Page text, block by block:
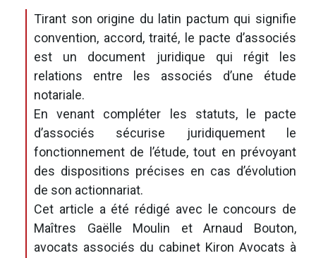
Tirant son origine du latin pactum qui signifie
convention, accord, traité, le pacte d’associés
est un document juridique qui régit les
relations entre les associés d’une étude
notariale.
En venant compléter les statuts, le pacte
d’associés sécurise juridiquement le
fonctionnement de l’étude, tout en prévoyant
des dispositions précises en cas d’évolution
de son actionnariat.
Cet article a été rédigé avec le concours de
Maîtres Gaëlle Moulin et Arnaud Bouton,
avocats associés du cabinet Kiron Avocats à